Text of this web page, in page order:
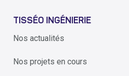
TISSÉO INGÉNIERIE
Nos actualités
Nos projets en cours